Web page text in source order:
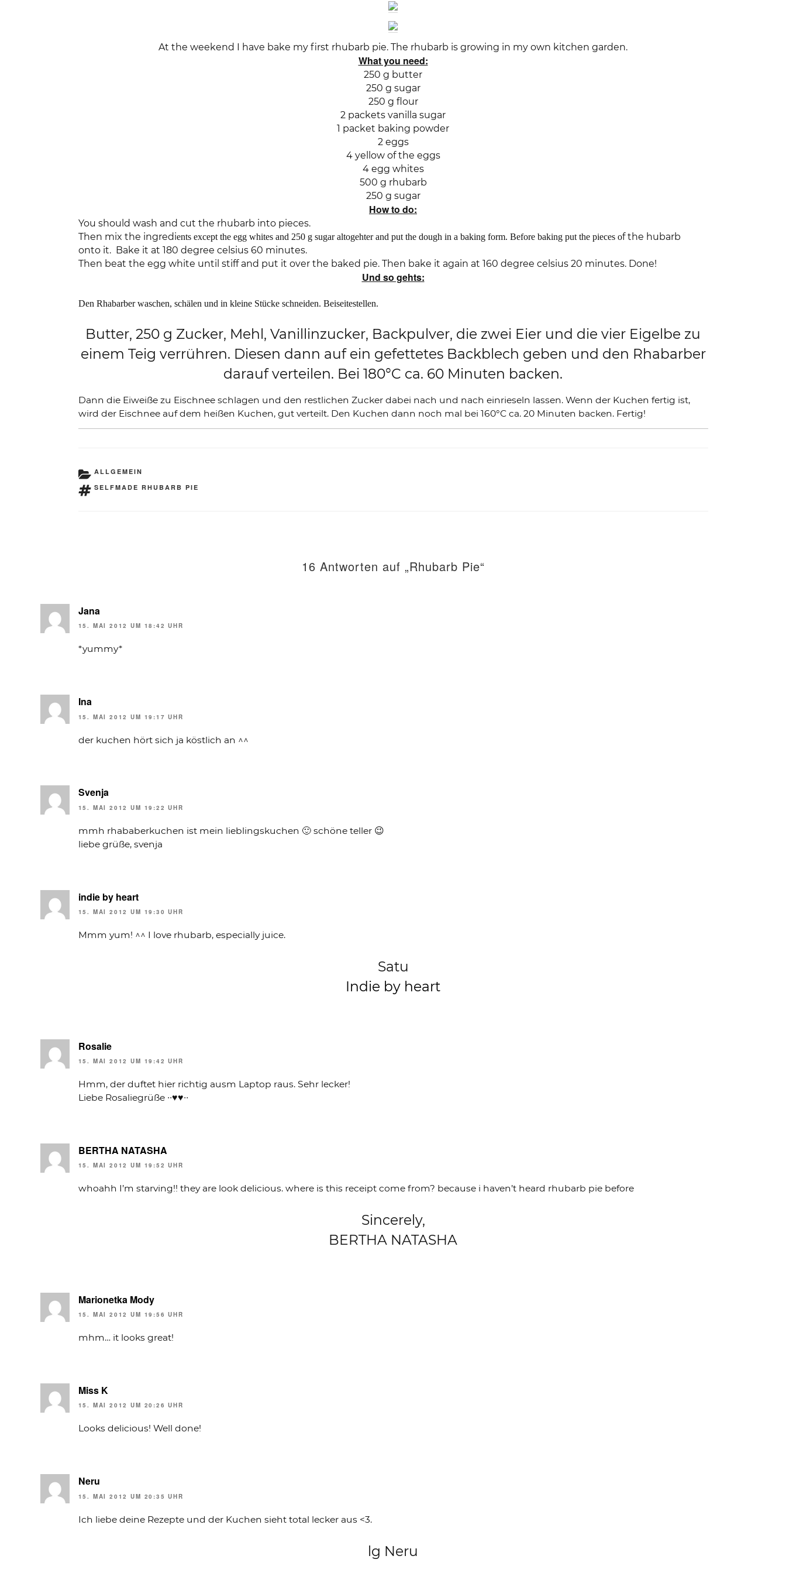
At the weekend I have bake my first rhubarb pie. The rhubarb is growing in my own kitchen garden.
What you need:
250 g butter
250 g sugar
250 g flour
2 packets vanilla sugar
1 packet baking powder
2 eggs
4 yellow of the eggs
4 egg whites
500 g rhubarb
250 g sugar
How to do:
You should wash and cut the rhubarb into pieces.
Then mix the ingredients except the egg whites and 250 g sugar altogehter and put the dough in a baking form. Before baking put the pieces of the hubarb
onto it. Bake it at 180 degree celsius 60 minutes.
Then beat the egg white until stiff and put it over the baked pie. Then bake it again at 160 degree celsius 20 minutes. Done!
Und so gehts:
Den Rhabarber waschen, schälen und in kleine Stücke schneiden. Beiseitestellen.
Butter, 250 g Zucker, Mehl, Vanillinzucker, Backpulver, die zwei Eier und die vier Eigelbe zu
einem Teig verrühren. Diesen dann auf ein gefettetes Backblech geben und den Rhabarber
darauf verteilen. Bei 180°C ca. 60 Minuten backen.
Dann die Eiweiße zu Eischnee schlagen und den restlichen Zucker dabei nach und nach einrieseln lassen. Wenn der Kuchen fertig ist,
wird der Eischnee auf dem heißen Kuchen, gut verteilt. Den Kuchen dann noch mal bei 160°C ca. 20 Minuten backen. Fertig!
KATEGORIEN
ALLGEMEIN
SCHLAGWÖRTER
SELFMADE RHUBARB PIE
16 Antworten auf „Rhubarb Pie“
Jana
15. MAI 2012 UM 18:42 UHR
*yummy*
Ina
15. MAI 2012 UM 19:17 UHR
der kuchen hört sich ja köstlich an ^^
Svenja
15. MAI 2012 UM 19:22 UHR
mmh rhababerkuchen ist mein lieblingskuchen 🙂 schöne teller 😉
liebe grüße, svenja
indie by heart
15. MAI 2012 UM 19:30 UHR
Mmm yum! ^^ I love rhubarb, especially juice.
Satu
Indie by heart
Rosalie
15. MAI 2012 UM 19:42 UHR
Hmm, der duftet hier richtig ausm Laptop raus. Sehr lecker!
Liebe Rosaliegrüße ∙∙♥♥∙∙
BERTHA NATASHA
15. MAI 2012 UM 19:52 UHR
whoahh I’m starving!! they are look delicious. where is this receipt come from? because i haven’t heard rhubarb pie before
Sincerely,
BERTHA NATASHA
Marionetka Mody
15. MAI 2012 UM 19:56 UHR
mhm… it looks great!
Miss K
15. MAI 2012 UM 20:26 UHR
Looks delicious! Well done!
Neru
15. MAI 2012 UM 20:35 UHR
Ich liebe deine Rezepte und der Kuchen sieht total lecker aus <3.
lg Neru